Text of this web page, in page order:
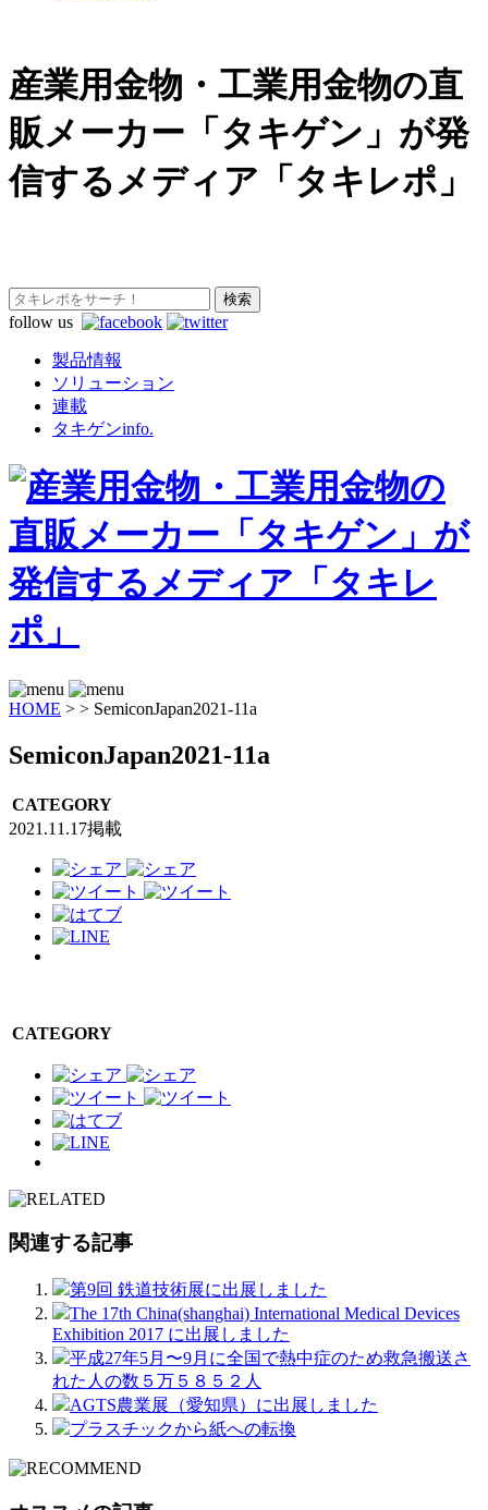
産業用金物・工業用金物の直
販メーカー「タキゲン」が発
信するメディア「タキレポ」
follow us
製品情報
ソリューション
連載
タキゲンinfo.
HOME > > SemiconJapan2021-11a
SemiconJapan2021-11a
CATEGORY
2021.11.17掲載
CATEGORY
関連する記事
第9回 鉄道技術展に出展しました
The 17th China(shanghai) International Medical Devices
Exhibition 2017 に出展しました
平成27年5月〜9月に全国で熱中症のため救急搬送さ
れた人の数５万５８５２人
AGTS農業展（愛知県）に出展しました
プラスチックから紙への転換